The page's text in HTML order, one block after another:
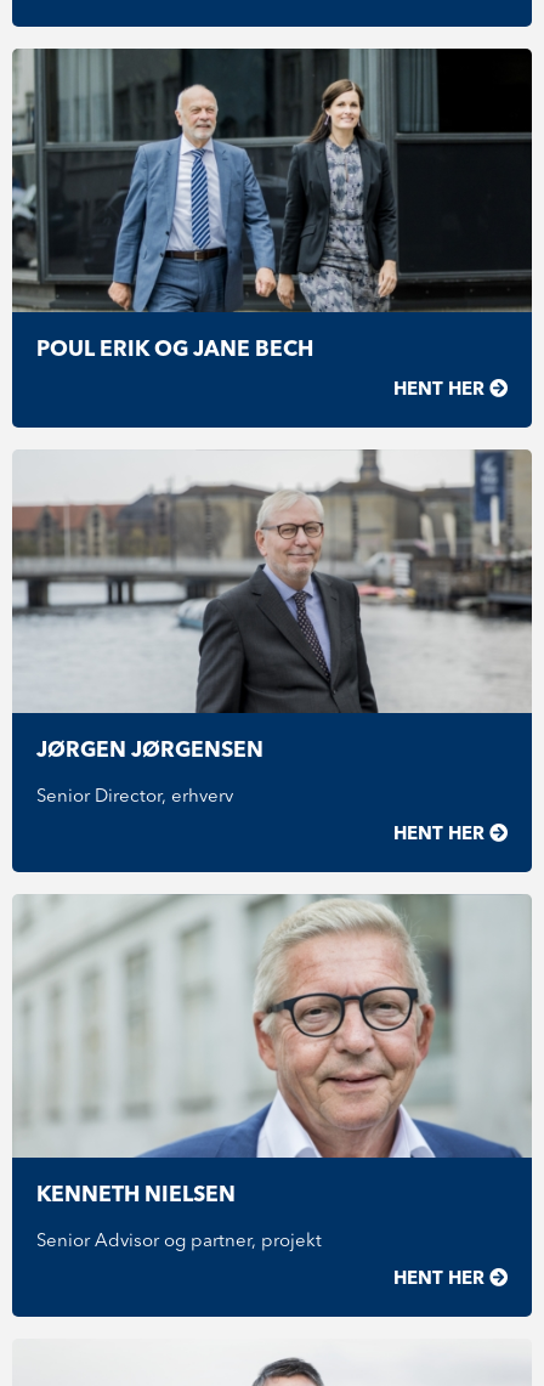
POUL ERIK OG JANE BECH
HENT HER
JØRGEN JØRGENSEN
Senior Director, erhverv
HENT HER
KENNETH NIELSEN
Senior Advisor og partner, projekt
HENT HER